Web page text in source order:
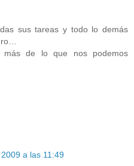
sus tareas y todo lo demás
más de lo que nos podemos
a las 11:49